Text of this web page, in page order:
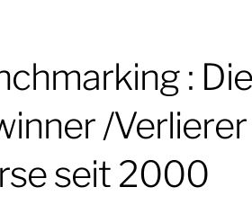
: Die
/
seit 2000